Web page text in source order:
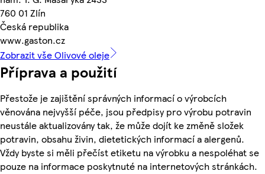
760 01 Zlín
Česká republika
www.gaston.cz
Zobrazit vše Olivové oleje
Příprava a použití
Přestože je zajištění správných informací o výrobcích
věnována nejvyšší péče, jsou předpisy pro výrobu potravin
neustále aktualizovány tak, že může dojít ke změně složek
potravin, obsahu živin, dietetických informací a alergenů.
Vždy byste si měli přečíst etiketu na výrobku a nespoléhat se
pouze na informace poskytnuté na internetových stránkách.